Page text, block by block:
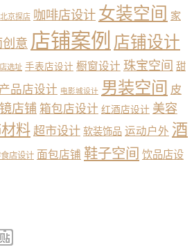
北京探店 咖啡店设计 女装空间 家
创意 店铺案例 店铺设计
选址 手表店设计 橱窗设计 珠宝空间 甜
品店设计 电影城设计 男装空间 皮
店铺 箱包店设计 红酒店设计 美容
料 超市设计 软装饰品 运动户外 酒
店设计 面包店铺 鞋子空间 饮品店设